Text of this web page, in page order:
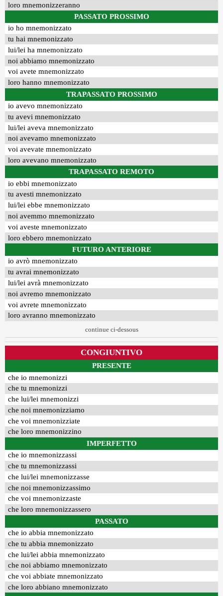
loro mnemonizzeranno
PASSATO PROSSIMO
io ho mnemonizzato
tu hai mnemonizzato
lui/lei ha mnemonizzato
noi abbiamo mnemonizzato
voi avete mnemonizzato
loro hanno mnemonizzato
TRAPASSATO PROSSIMO
io avevo mnemonizzato
tu avevi mnemonizzato
lui/lei aveva mnemonizzato
noi avevamo mnemonizzato
voi avevate mnemonizzato
loro avevano mnemonizzato
TRAPASSATO REMOTO
io ebbi mnemonizzato
tu avesti mnemonizzato
lui/lei ebbe mnemonizzato
noi avemmo mnemonizzato
voi aveste mnemonizzato
loro ebbero mnemonizzato
FUTURO ANTERIORE
io avrò mnemonizzato
tu avrai mnemonizzato
lui/lei avrà mnemonizzato
noi avremo mnemonizzato
voi avrete mnemonizzato
loro avranno mnemonizzato
continue ci-dessous
CONGIUNTIVO
PRESENTE
che io mnemonizzi
che tu mnemonizzi
che lui/lei mnemonizzi
che noi mnemonizziamo
che voi mnemonizziate
che loro mnemonizzino
IMPERFETTO
che io mnemonizzassi
che tu mnemonizzassi
che lui/lei mnemonizzasse
che noi mnemonizzassimo
che voi mnemonizzaste
che loro mnemonizzassero
PASSATO
che io abbia mnemonizzato
che tu abbia mnemonizzato
che lui/lei abbia mnemonizzato
che noi abbiamo mnemonizzato
che voi abbiate mnemonizzato
che loro abbiano mnemonizzato